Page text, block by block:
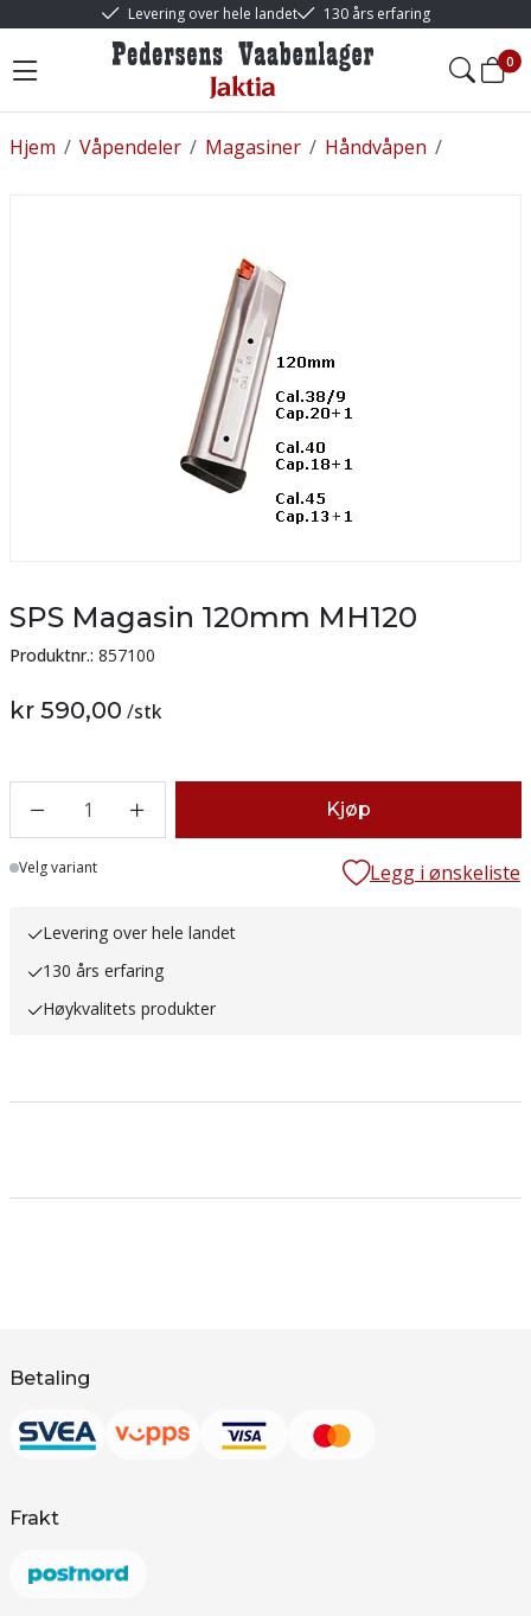
Levering over hele landet 130 års erfaring
0
/
Hjem /
Våpendeler /
Magasiner /
Håndvåpen
SPS Magasin 120mm MH120
Produktnr.: 857100
kr 590,00 /stk
1 Kjøp
Lager
Velg variant Legg i ønskeliste
Levering over hele landet
130 års erfaring
Høykvalitets produkter
Betaling
Frakt